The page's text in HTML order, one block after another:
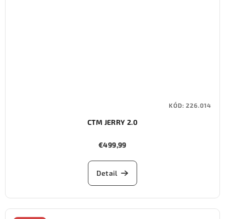
CTM JERRY 2.0
€499,99
Detail
KÓD:226.014